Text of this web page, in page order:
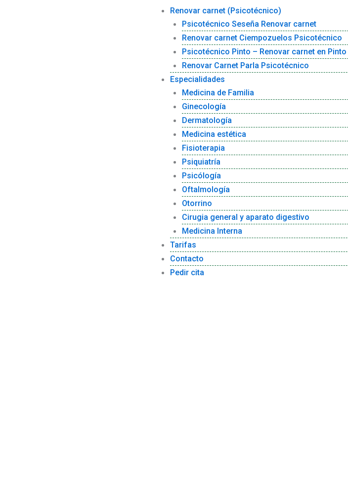
Renovar carnet (Psicotécnico)
Psicotécnico Seseña Renovar carnet
Renovar carnet Ciempozuelos Psicotécnico
Psicotécnico Pinto – Renovar carnet en Pinto
Renovar Carnet Parla Psicotécnico
Especialidades
Medicina de Familia
Ginecología
Dermatología
Medicina estética
Fisioterapia
Psiquiatría
Psicólogía
Oftalmología
Otorrino
Cirugia general y aparato digestivo
Medicina Interna
Tarifas
Contacto
Pedir cita